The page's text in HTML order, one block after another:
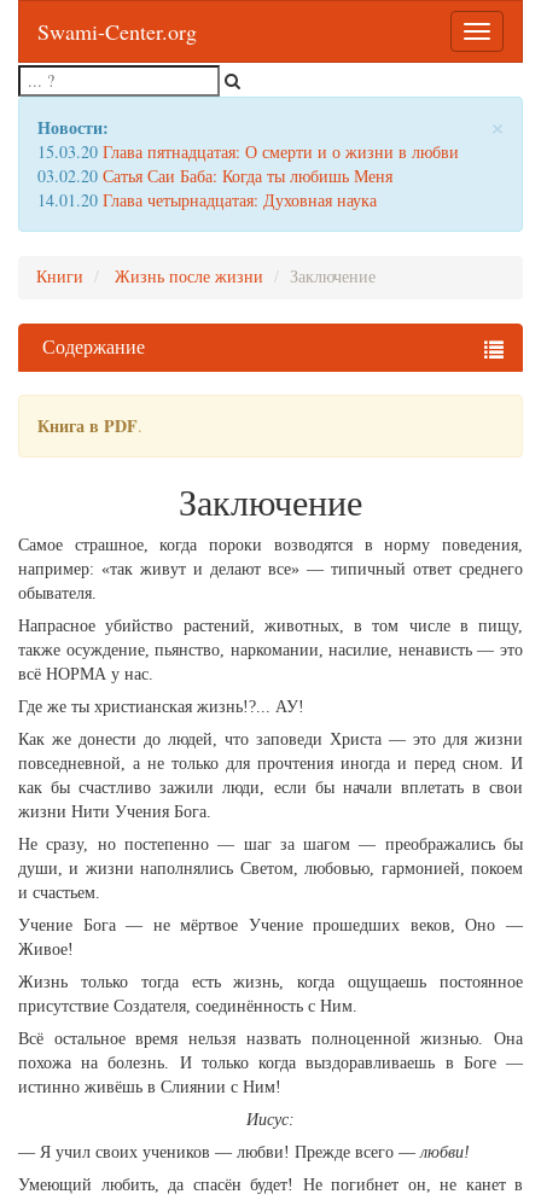
Toggle
Swami-Center.org
×
Новости:
15.03.20 Глава пятнадцатая: О смерти и о жизни в любви
03.02.20 Сатья Саи Баба: Когда ты любишь Меня
14.01.20 Глава четырнадцатая: Духовная наука
Книги Жизнь после жизни Заключение
Содержание
Книга в PDF.
Заключение
Самое страшное, когда пороки возводятся в норму поведения,
например: «так живут и делают все» — типичный ответ среднего
обывателя.
Напрасное убийство растений, животных, в том числе в пищу,
также осуждение, пьянство, наркомании, насилие, ненависть — это
всё НОРМА у нас.
Где же ты христианская жизнь!?... АУ!
Как же донести до людей, что заповеди Христа — это для жизни
повседневной, а не только для прочтения иногда и перед сном. И
как бы счастливо зажили люди, если бы начали вплетать в свои
жизни Нити Учения Бога.
Не сразу, но постепенно — шаг за шагом — преображались бы
души, и жизни наполнялись Светом, любовью, гармонией, покоем
и счастьем.
Учение Бога — не мёртвое Учение прошедших веков, Оно —
Живое!
Жизнь только тогда есть жизнь, когда ощущаешь постоянное
присутствие Создателя, соединённость с Ним.
Всё остальное время нельзя назвать полноценной жизнью. Она
похожа на болезнь. И только когда выздоравливаешь в Боге —
истинно живёшь в Слиянии с Ним!
Иисус:
— Я учил своих учеников — любви! Прежде всего —любви!
Умеющий любить, да спасён будет! Не погибнет он, не канет в